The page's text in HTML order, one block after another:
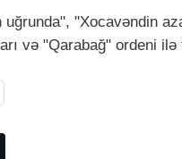
"Xocavəndin
və "Qarabağ" ordeni